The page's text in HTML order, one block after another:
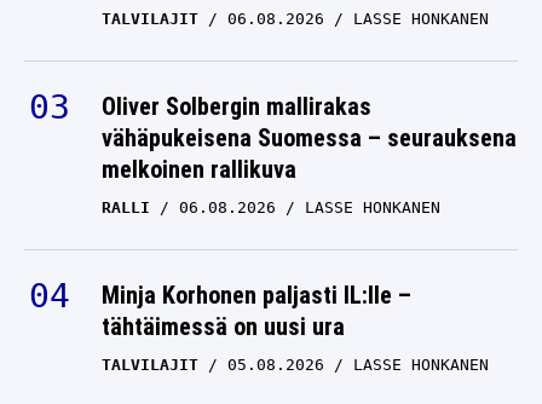
TALVILAJIT 06.08.2026 LASSE HONKANEN
Oliver Solbergin mallirakas
vähäpukeisena Suomessa – seurauksena
melkoinen rallikuva
RALLI 06.08.2026 LASSE HONKANEN
Minja Korhonen paljasti IL:lle –
tähtäimessä on uusi ura
TALVILAJIT 05.08.2026 LASSE HONKANEN